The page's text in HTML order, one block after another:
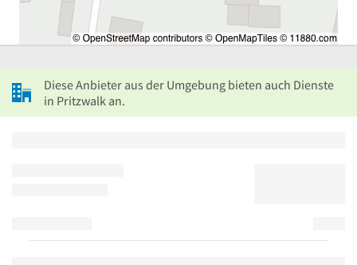
Diese Anbieter aus der Umgebung bieten auch Dienste
in Pritzwalk an.